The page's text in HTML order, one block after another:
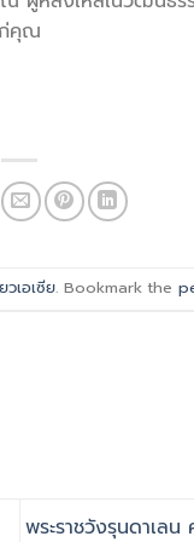
ก่คุณ
วเอเซีย. Bookmark the
พระราชวังรุนดาเล